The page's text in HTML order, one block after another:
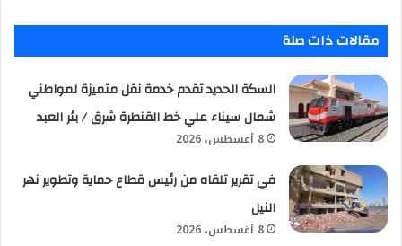
مقالات ذات صلة
السكة الحديد تقدم خدمة نقل متميزة لمواطني
شمال سيناء علي خط القنطرة شرق / بئر العبد
8 أغسطس، 2026
في تقرير تلقاه من رئيس قطاع حماية وتطوير نهر
النيل
8 أغسطس، 2026